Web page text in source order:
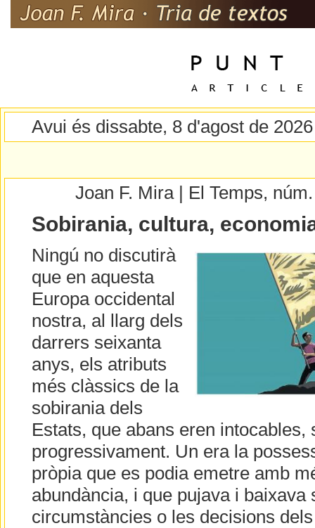
Avui és dissabte, 8 d'agost de 2026
Joan F. Mira | El Temps,
Sobirania, cultura,
Ningú no discutirà
que en aquesta
Europa occidental
nostra, al llarg dels
darrers seixanta
anys, els atributs
més clàssics de la
sobirania dels
Estats, que abans eren intocables,
progressivament. Un era la
pròpia que es podia emetre amb
abundància, i que pujava i baixava
circumstàncies o les decisions